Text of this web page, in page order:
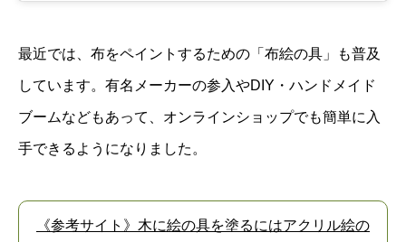
最近では、布をペイントするための「布絵の具」も普及
しています。有名メーカーの参入やDIY・ハンドメイド
ブームなどもあって、オンラインショップでも簡単に入
手できるようになりました。
《参考サイト》木に絵の具を塗るにはアクリル絵の